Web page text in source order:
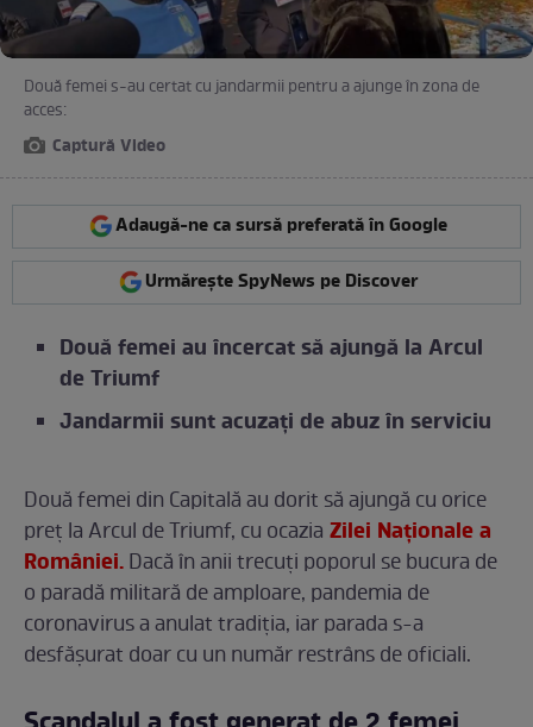
Două femei s-au certat cu jandarmii pentru a ajunge în zona de
acces:
Captură Video
Adaugă-ne ca sursă preferată în Google
Urmărește SpyNews pe Discover
Două femei au încercat să ajungă la Arcul
de Triumf
Jandarmii sunt acuzați de abuz în serviciu
Două femei din Capitală au dorit să ajungă cu orice
preț la Arcul de Triumf, cu ocazia Zilei Naționale a
României.Dacă în anii trecuți poporul se bucura de
o paradă militară de amploare, pandemia de
coronavirus a anulat tradiția, iar parada s-a
desfășurat doar cu un număr restrâns de oficiali.